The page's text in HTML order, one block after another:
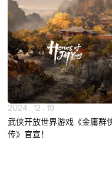
2024 . 12 . 19
武侠开放世界游戏《金庸群
传》官宣！